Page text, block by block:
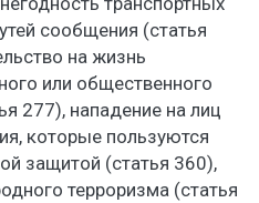
сообщения (статья
на жизнь
или общественного
277), нападение на лиц
которые пользуются
защитой (статья 360),
терроризма (статья